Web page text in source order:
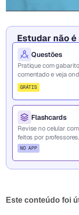
Estudar não é
Questões
Pratique com gabarito
comentado e veja
GRÁTIS
Flashcards
Revise no celular
feitos por professores.
NO APP
Este conteúdo foi